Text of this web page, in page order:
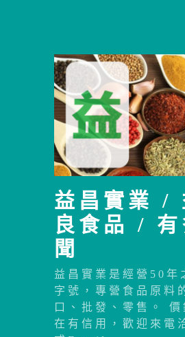
益昌實業 /
良食品 / 有
聞
益昌實業是經營50年
字號，專營食品原料
口、批發、零售。 價
在有信用，歡迎來電